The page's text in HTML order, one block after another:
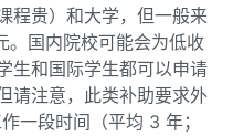
程贵）和大学，但一般来
。国内院校可能会为低收
生和国际学生都可以申请
请注意，此类补助要求外
一段时间（平均 3 年；